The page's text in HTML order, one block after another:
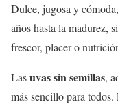
Dulce, jugosa y
años hasta la madurez,
frescor, placer o
Lasuvas sin semillas,
más sencillo para todos.